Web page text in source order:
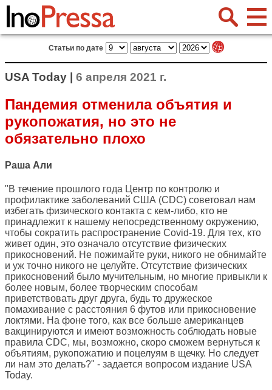
Статьи по дате
USA Today | 6 апреля 2021 г.
Пандемия отменила объятия и
рукопожатия, но это не
обязательно плохо
Раша Али
"В течение прошлого года Центр по контролю и
профилактике заболеваний США (CDC) советовал нам
избегать физического контакта с кем-либо, кто не
принадлежит к нашему непосредственному окружению,
чтобы сократить распространение Covid-19. Для тех, кто
живет один, это означало отсутствие физических
прикосновений. Не пожимайте руки, никого не обнимайте
и уж точно никого не целуйте. Отсутствие физических
прикосновений было мучительным, но многие привыкли к
более новым, более творческим способам
приветствовать друг друга, будь то дружеское
помахивание с расстояния 6 футов или прикосновение
локтями. На фоне того, как все больше американцев
вакцинируются и имеют возможность соблюдать новые
правила CDC, мы, возможно, скоро сможем вернуться к
объятиям, рукопожатию и поцелуям в щечку. Но следует
ли нам это делать?" - задается вопросом издание USA
Today.